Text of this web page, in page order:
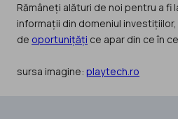
Rămâneți alături de noi pentru a fi
informații din domeniul
de oportunițăți ce apar din ce în
sursa imagine: playtech.ro